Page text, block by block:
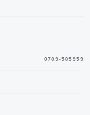
0709-505959